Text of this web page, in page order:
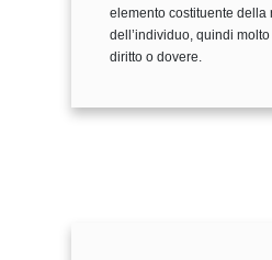
elemento costituente della
dell’individuo, quindi
diritto o dovere.